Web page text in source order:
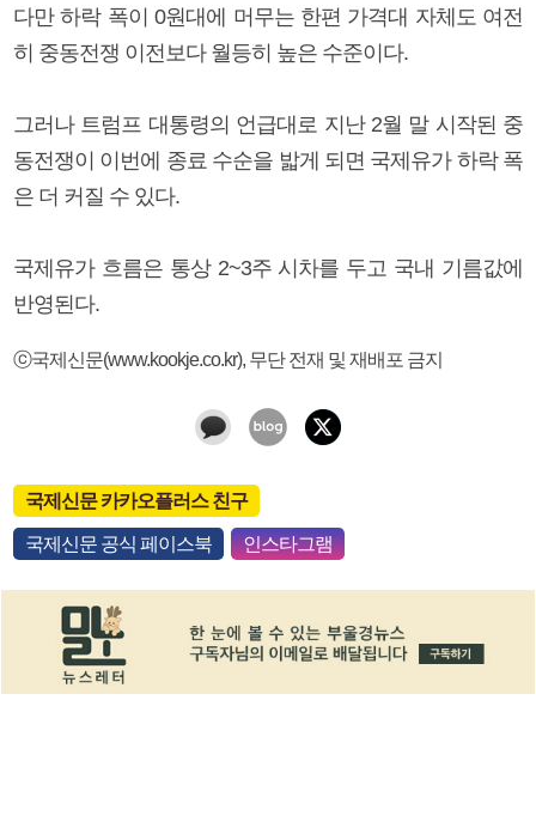
다만 하락 폭이 0원대에 머무는 한편 가격대 자체도 여전
히 중동전쟁 이전보다 월등히 높은 수준이다.
그러나 트럼프 대통령의 언급대로 지난 2월 말 시작된 중
동전쟁이 이번에 종료 수순을 밟게 되면 국제유가 하락 폭
은 더 커질 수 있다.
국제유가 흐름은 통상 2~3주 시차를 두고 국내 기름값에
반영된다.
ⓒ국제신문(www.kookje.co.kr), 무단 전재 및 재배포 금지
국제신문 카카오플러스 친구
국제신문 공식 페이스북 인스타그램